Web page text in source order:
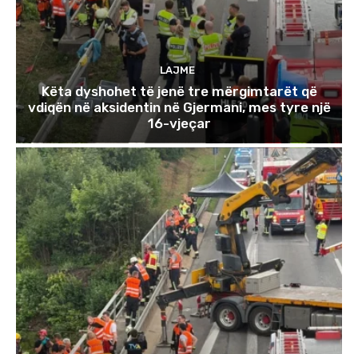
LAJME
Këta dyshohet të jenë tre mërgimtarët që
vdiqën në aksidentin në Gjermani, mes tyre një
16-vjeçar